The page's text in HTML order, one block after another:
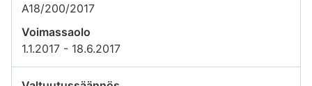
A18/200/2017
Voimassaolo
1.1.2017 - 18.6.2017